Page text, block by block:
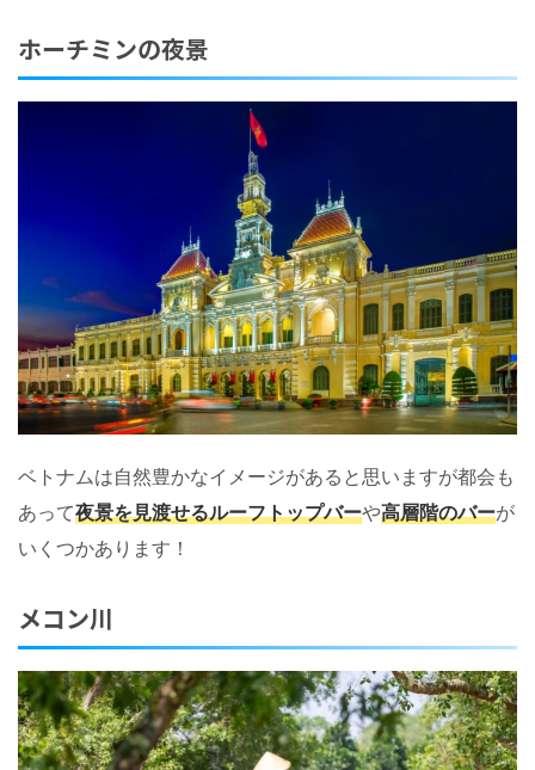
ホーチミンの夜景
ベトナムは自然豊かなイメージがあると思いますが都会も
あって夜景を見渡せるルーフトップバーや高層階のバーが
いくつかあります！
メコン川